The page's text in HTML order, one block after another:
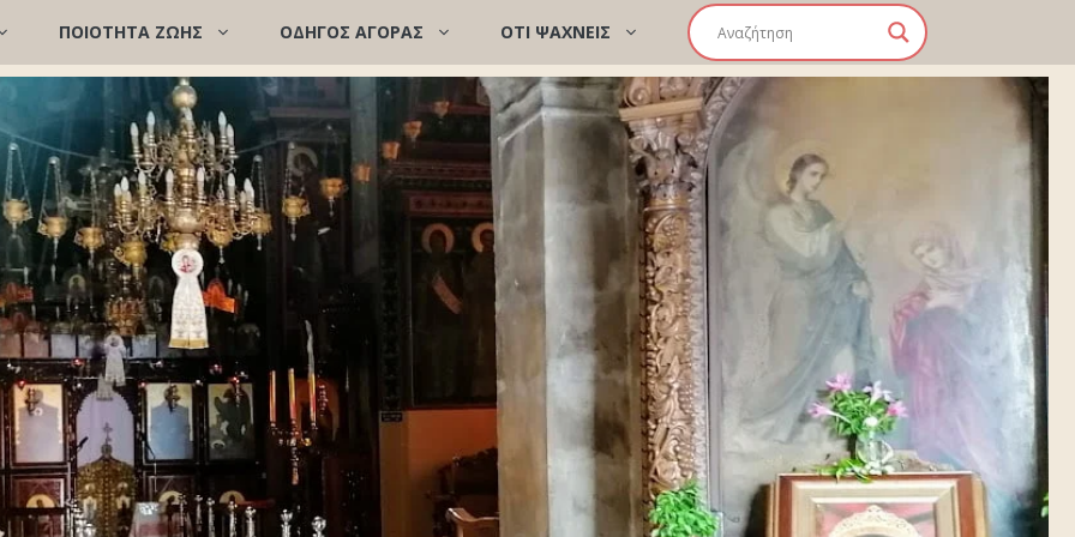
ΠΟΙΌΤΗΤΑ ΖΩΉΣ ΟΔΗΓΟΣ ΑΓΟΡΑΣ ΟΤΙ ΨΑΧΝΕΙΣ